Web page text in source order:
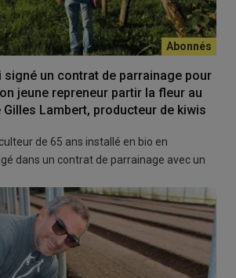
signé un contrat de parrainage pour
jeune repreneur partir la fleur au
Lambert, producteur de kiwis
de 65 ans installé en bio en
dans un contrat de parrainage avec un